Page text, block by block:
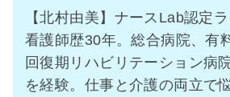
【北村由美】ナースLab認定
看護師歴30年。総合病院、有
回復期リハビリテーション病
を経験。仕事と介護の両立で